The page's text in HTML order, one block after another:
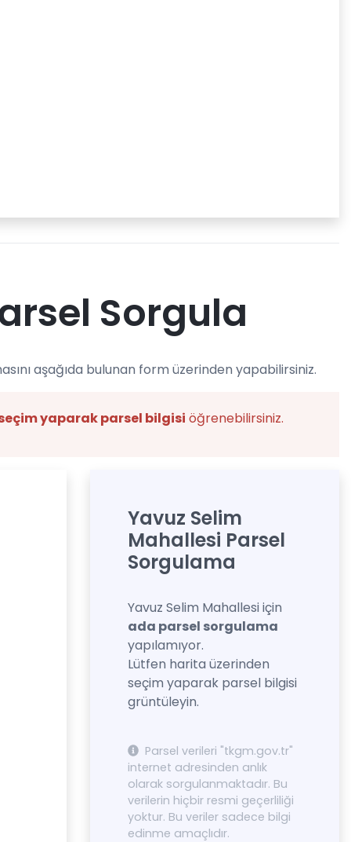
Sorgula
aşağıda bulunan form üzerinden yapabilirsiniz.
yaparak parsel bilgisi öğrenebilirsiniz.
Yavuz Selim
Mahallesi Parsel
Sorgulama
Yavuz Selim Mahallesi için
ada parsel sorgulama
yapılamıyor.
Lütfen harita üzerinden
seçim yaparak parsel bilgisi
grüntüleyin.
Parsel verileri "tkgm.gov.tr"
internet adresinden anlık
olarak sorgulanmaktadır. Bu
verilerin hiçbir resmi geçerliliği
yoktur. Bu veriler sadece bilgi
edinme amaçlıdır.